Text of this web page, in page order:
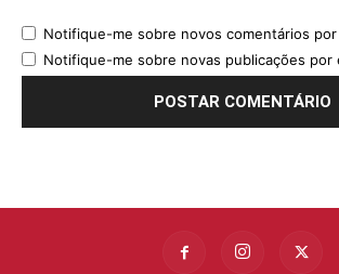
Notifique-me sobre novos comentários por
Notifique-me sobre novas publicações por